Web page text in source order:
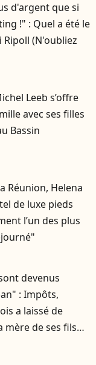
d'argent que si
!" : Quel a été le
(N'oubliez
Leeb s’offre
avec ses filles
Bassin
Réunion, Helena
de luxe pieds
l’un des plus
devenus
: Impôts,
a laissé de
mère de ses fils